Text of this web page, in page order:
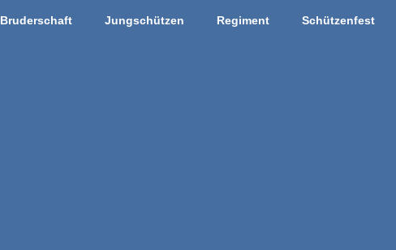
Bruderschaft Jungschützen Regiment Schützenfest